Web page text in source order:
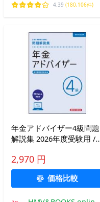
Yahoo!店
4.39 (180,106件)
年金アドバイザー4級問題
解説集 2026年度受験用 /
2,970 円
価格比較